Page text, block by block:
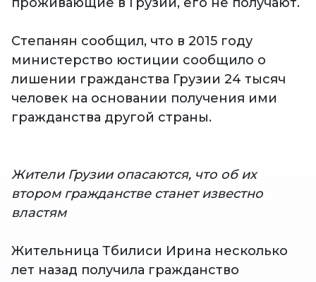
Степанян сообщил, что в 2015 году
министерство юстиции сообщило о
лишении гражданства Грузии 24 тысяч
человек на основании получения ими
гражданства другой страны.
Жители Грузии опасаются, что об их
втором гражданстве станет известно
властям
Жительница Тбилиси Ирина несколько
лет назад получила гражданство